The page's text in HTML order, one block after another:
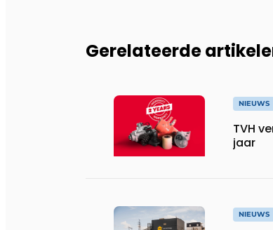
Gerelateerde
NIEUWS
TVH
jaar
NIEUWS